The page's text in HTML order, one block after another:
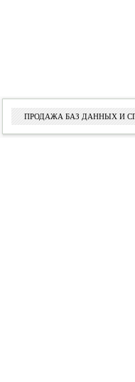
ПРОДАЖА БАЗ ДАННЫХ И